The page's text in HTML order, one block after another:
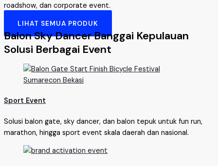
roadshow, dan corporate event.
LIHAT SEMUA PRODUK
Balon Sky Dancer Banggai Kepulauan
Solusi Berbagai Event
Sport Event
Solusi balon gate, sky dancer, dan balon tepuk untuk fun run,
marathon, hingga sport event skala daerah dan nasional.